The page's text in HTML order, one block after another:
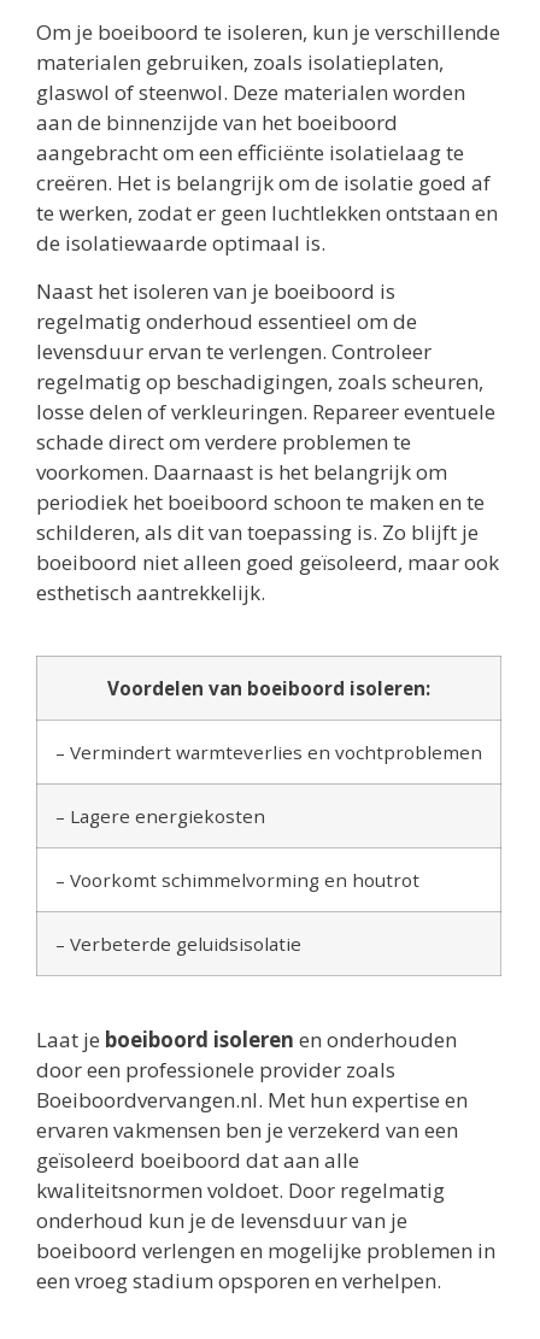
Om je boeiboord te isoleren, kun je verschillende
materialen gebruiken, zoals isolatieplaten,
glaswol of steenwol. Deze materialen worden
aan de binnenzijde van het boeiboord
aangebracht om een efficiënte isolatielaag te
creëren. Het is belangrijk om de isolatie goed af
te werken, zodat er geen luchtlekken ontstaan en
de isolatiewaarde optimaal is.
Naast het isoleren van je boeiboord is
regelmatig onderhoud essentieel om de
levensduur ervan te verlengen. Controleer
regelmatig op beschadigingen, zoals scheuren,
losse delen of verkleuringen. Repareer eventuele
schade direct om verdere problemen te
voorkomen. Daarnaast is het belangrijk om
periodiek het boeiboord schoon te maken en te
schilderen, als dit van toepassing is. Zo blijft je
boeiboord niet alleen goed geïsoleerd, maar ook
esthetisch aantrekkelijk.
Voordelen van boeiboord isoleren:
– Vermindert warmteverlies en vochtproblemen
– Lagere energiekosten
– Voorkomt schimmelvorming en houtrot
– Verbeterde geluidsisolatie
Laat je boeiboord isoleren en onderhouden
door een professionele provider zoals
Boeiboordvervangen.nl. Met hun expertise en
ervaren vakmensen ben je verzekerd van een
geïsoleerd boeiboord dat aan alle
kwaliteitsnormen voldoet. Door regelmatig
onderhoud kun je de levensduur van je
boeiboord verlengen en mogelijke problemen in
een vroeg stadium opsporen en verhelpen.